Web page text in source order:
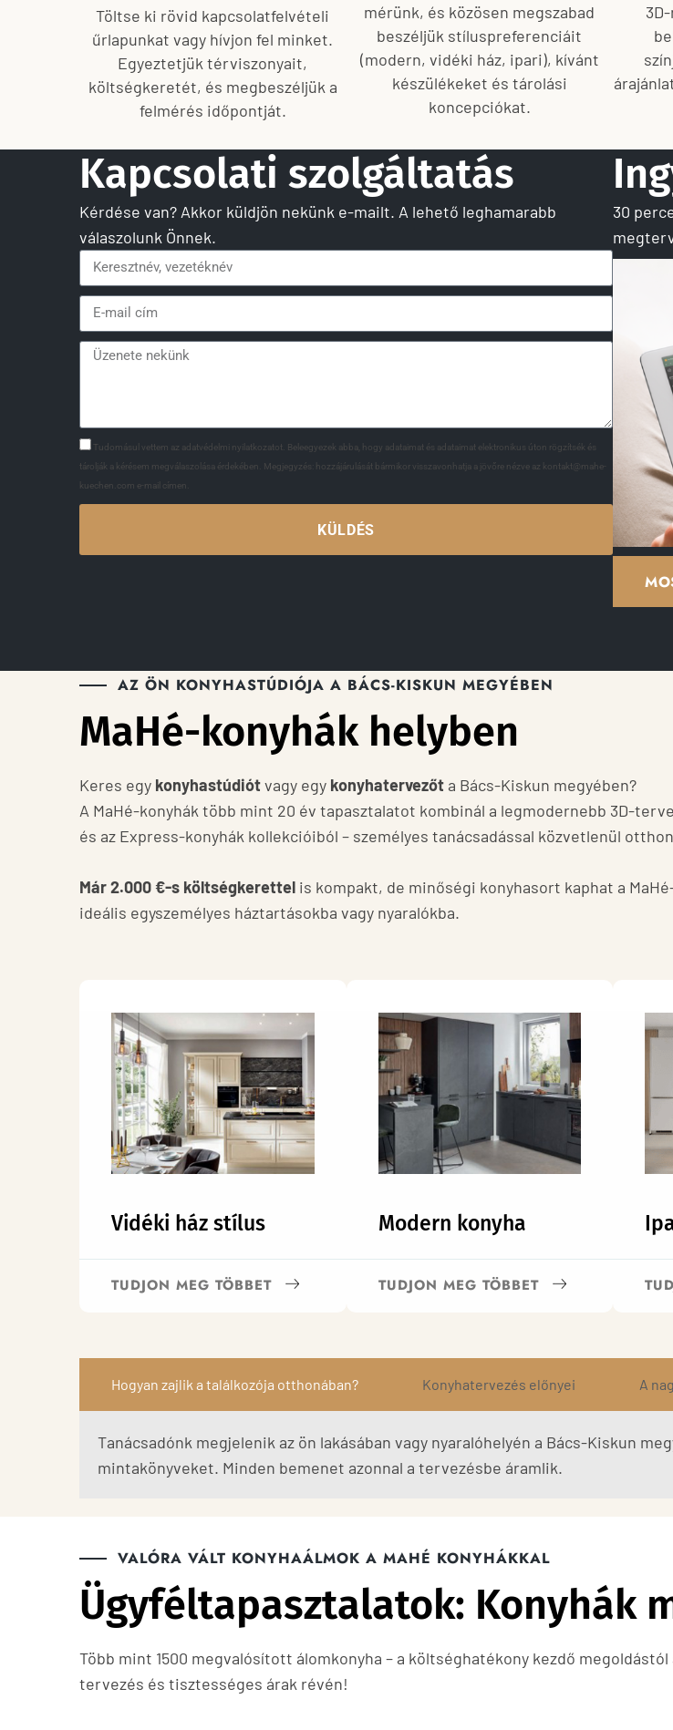
Töltse ki rövid kapcsolatfelvételi
űrlapunkat vagy hívjon fel minket.
Egyeztetjük térviszonyait,
költségkeretét, és megbeszéljük a
felmérés időpontját.
mérünk, és közösen megszabad
beszéljük stíluspreferenciáit
(modern, vidéki ház, ipari), kívánt
készülékeket és tárolási
koncepciókat.
Kapcsolati szolgáltatás
Kérdése van? Akkor küldjön nekünk e-mailt. A lehető leghamarabb
válaszolunk Önnek.
Tudomásul vettem az adatvédelmi nyilatkozatot. Beleegyezek abba, hogy adataimat és adataimat elektronikus úton rögzítsék és
tárolják a kérésem megválaszolása érdekében. Megjegyzés: hozzájárulását bármikor visszavonhatja a jövőre nézve az kontakt@mahe-
kuechen.com e-mail címen.
KÜLDÉS
30
AZ ÖN KONYHASTÚDIÓJA A BÁCS-KISKUN MEGYÉBEN
MaHé-konyhák helyben
Keres egy konyhastúdiótvagy egy konyhatervezőt a Bács-Kiskun megyében?
A MaHé-konyhák több mint 20 év tapasztalatot kombinál a legmodernebb 3D-
és az Express-konyhák kollekcióiból – személyes tanácsadással közvetlenül
Már 2.000 €-s költségkerettel is kompakt, de minőségi konyhasort kaphat a
ideális egyszemélyes háztartásokba vagy nyaralókba.
Vidéki ház stílus
TUDJON MEG TÖBBET
Modern konyha
TUDJON MEG TÖBBET
Hogyan zajlik a találkozója otthonában? Konyhatervezés előnyei A
Tanácsadónk megjelenik az ön lakásában vagy nyaralóhelyén a Bács-Kiskun
mintakönyveket. Minden bemenet azonnal a tervezésbe áramlik.
VALÓRA VÁLT KONYHAÁLMOK A MAHÉ KONYHÁKKAL
Ügyféltapasztalatok: Konyhák
Több mint 1500 megvalósított álomkonyha – a költséghatékony kezdő
tervezés és tisztességes árak révén!